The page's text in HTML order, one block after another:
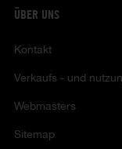
ÜBER UNS
Kontakt
Verkaufs - und
Webmasters
Sitemap